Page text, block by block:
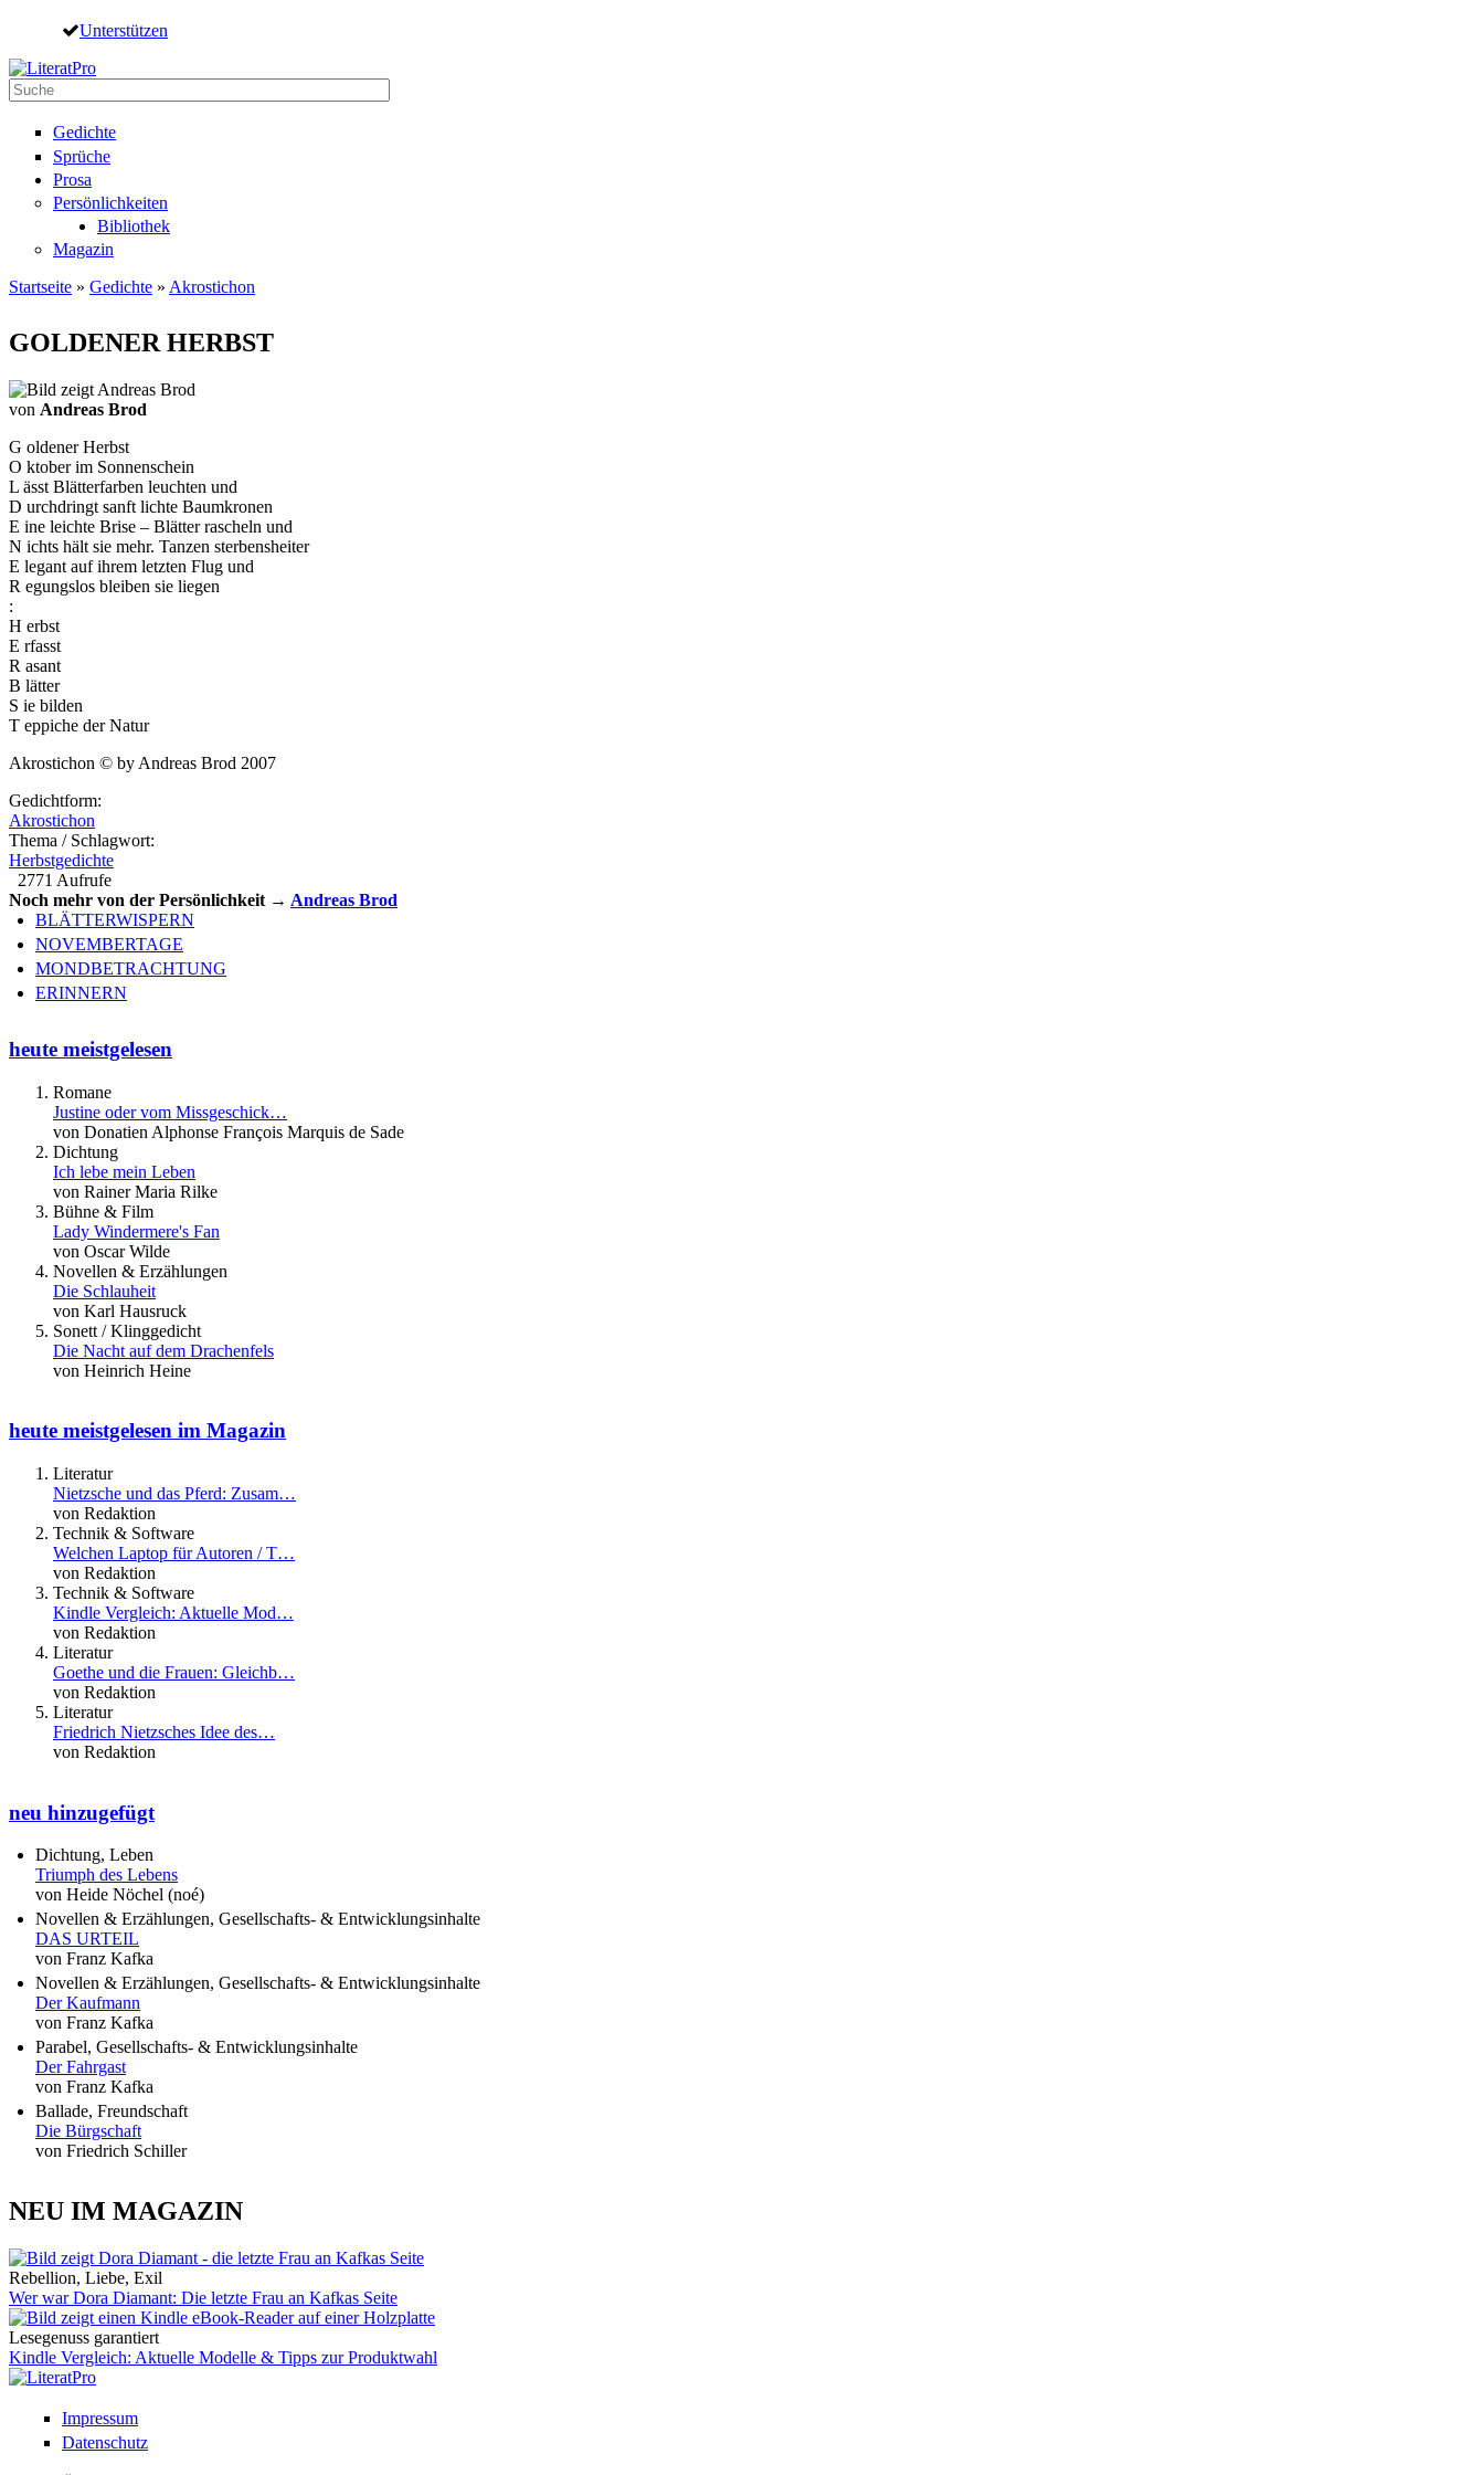
Direkt zum Inhalt
Unterstützen
Suche
Gedichte
Sprüche
Prosa
Persönlichkeiten
Bibliothek
Magazin
Startseite » Gedichte » Akrostichon
GOLDENER HERBST
von Andreas Brod
G oldener Herbst
O ktober im Sonnenschein
L ässt Blätterfarben leuchten und
D urchdringt sanft lichte Baumkronen
E ine leichte Brise – Blätter rascheln und
N ichts hält sie mehr. Tanzen sterbensheiter
E legant auf ihrem letzten Flug und
R egungslos bleiben sie liegen
:
H erbst
E rfasst
R asant
B lätter
S ie bilden
T eppiche der Natur
Akrostichon © by Andreas Brod 2007
Gedichtform:
Akrostichon
Thema / Schlagwort:
Herbstgedichte
2771 Aufrufe
Noch mehr von der Persönlichkeit → Andreas Brod
BLÄTTERWISPERN
NOVEMBERTAGE
MONDBETRACHTUNG
ERINNERN
heute meistgelesen
Romane
Justine oder vom Missgeschick…
von Donatien Alphonse François Marquis de Sade
Dichtung
Ich lebe mein Leben
von Rainer Maria Rilke
Bühne & Film
Lady Windermere's Fan
von Oscar Wilde
Novellen & Erzählungen
Die Schlauheit
von Karl Hausruck
Sonett / Klinggedicht
Die Nacht auf dem Drachenfels
von Heinrich Heine
heute meistgelesen im Magazin
Literatur
Nietzsche und das Pferd: Zusam…
von Redaktion
Technik & Software
Welchen Laptop für Autoren / T…
von Redaktion
Technik & Software
Kindle Vergleich: Aktuelle Mod…
von Redaktion
Literatur
Goethe und die Frauen: Gleichb…
von Redaktion
Literatur
Friedrich Nietzsches Idee des…
von Redaktion
neu hinzugefügt
Dichtung, Leben
Triumph des Lebens
von Heide Nöchel (noé)
Novellen & Erzählungen, Gesellschafts- & Entwicklungsinhalte
DAS URTEIL
von Franz Kafka
Novellen & Erzählungen, Gesellschafts- & Entwicklungsinhalte
Der Kaufmann
von Franz Kafka
Parabel, Gesellschafts- & Entwicklungsinhalte
Der Fahrgast
von Franz Kafka
Ballade, Freundschaft
Die Bürgschaft
von Friedrich Schiller
NEU IM MAGAZIN
Rebellion, Liebe, Exil
Wer war Dora Diamant: Die letzte Frau an Kafkas Seite
Lesegenuss garantiert
Kindle Vergleich: Aktuelle Modelle & Tipps zur Produktwahl
Impressum
Datenschutz